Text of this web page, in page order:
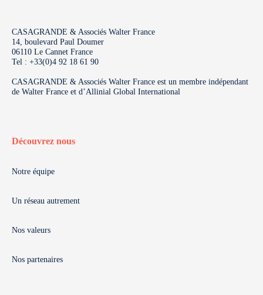
CASAGRANDE & Associés Walter France
14, boulevard Paul Doumer
06110 Le Cannet France
Tel : +33(0)4 92 18 61 90
CASAGRANDE & Associés Walter France est un membre indépendant
de Walter France et d’Allinial Global International
Découvrez nous
Notre équipe
Un réseau autrement
Nos valeurs
Nos partenaires